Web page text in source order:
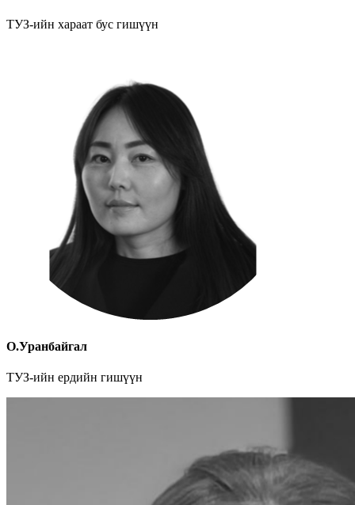
ТУЗ-ийн хараат бус гишүүн
О.Уранбайгал
ТУЗ-ийн ердийн гишүүн